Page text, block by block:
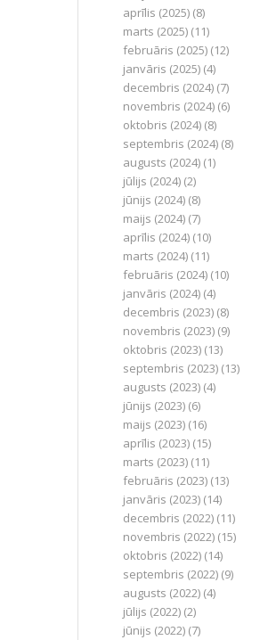
aprīlis (2025) (8)
marts (2025) (11)
februāris (2025) (12)
janvāris (2025) (4)
decembris (2024) (7)
novembris (2024) (6)
oktobris (2024) (8)
septembris (2024) (8)
augusts (2024) (1)
jūlijs (2024) (2)
jūnijs (2024) (8)
maijs (2024) (7)
aprīlis (2024) (10)
marts (2024) (11)
februāris (2024) (10)
janvāris (2024) (4)
decembris (2023) (8)
novembris (2023) (9)
oktobris (2023) (13)
septembris (2023) (13)
augusts (2023) (4)
jūnijs (2023) (6)
maijs (2023) (16)
aprīlis (2023) (15)
marts (2023) (11)
februāris (2023) (13)
janvāris (2023) (14)
decembris (2022) (11)
novembris (2022) (15)
oktobris (2022) (14)
septembris (2022) (9)
augusts (2022) (4)
jūlijs (2022) (2)
jūnijs (2022) (7)